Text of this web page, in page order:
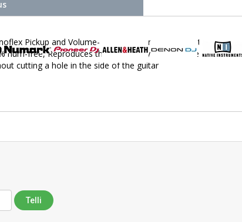
Pickup and Volume- and Tonecontrol, endpin trimmed
free, Reproduces the sound of your instrument
cutting a hole in the side of the guitar